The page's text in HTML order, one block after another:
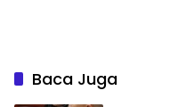
Baca Juga